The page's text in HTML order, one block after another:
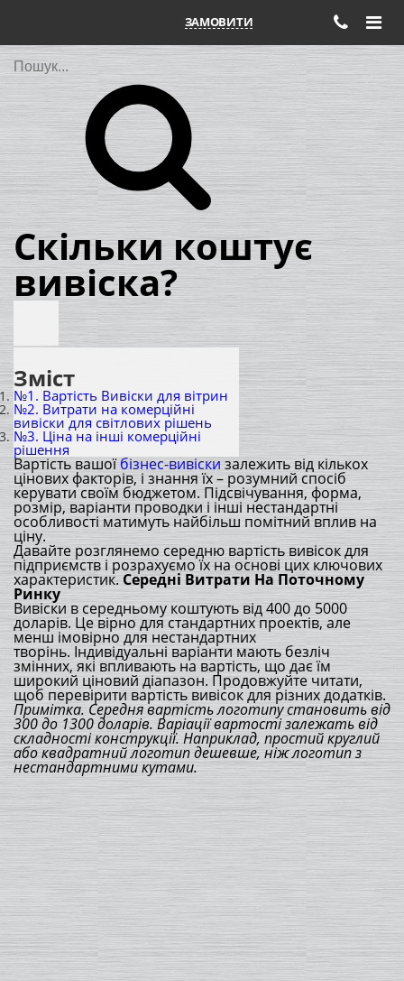
ЗАМОВИТИ
Пошук
Скільки коштує
вивіска?
Зміст
№1. Вартість Вивіски для вітрин
№2. Витрати на комерційні
вивіски для світлових рішень
№3. Ціна на інші комерційні
рішення
Вартість вашоїбізнес-вивіскизалежить від кількох
цінових факторів, і знання їх – розумний спосіб
керувати своїм бюджетом. Підсвічування, форма,
розмір, варіанти проводки і інші нестандартні
особливості матимуть найбільш помітний вплив на
ціну.
Давайте розглянемо середню вартість вивісок для
підприємств і розрахуємо їх на основі цих ключових
характеристик. Середні Витрати На Поточному
Ринку
Вивіски в середньому коштують від 400 до 5000
доларів. Це вірно для стандартних проектів, але
менш імовірно для нестандартних
творінь. Індивідуальні варіанти мають безліч
змінних, які впливають на вартість, що дає їм
широкий ціновий діапазон. Продовжуйте читати,
щоб перевірити вартість вивісок для різних додатків.
Примітка. Середня вартість логотипу становить від
300 до 1300 доларів. Варіації вартості залежать від
складності конструкції. Наприклад, простий круглий
або квадратний логотип дешевше, ніж логотип з
нестандартними кутами.